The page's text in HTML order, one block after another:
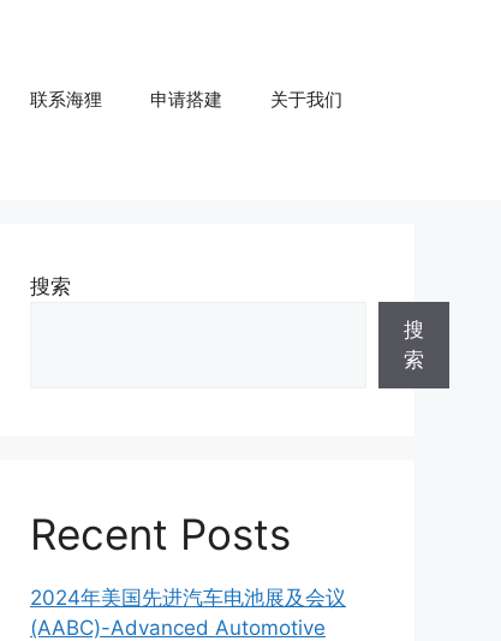
联系海狸 申请搭建 关于我们
搜索
搜
索
Recent Posts
2024年美国先进汽车电池展及会议
(AABC)-Advanced Automotive